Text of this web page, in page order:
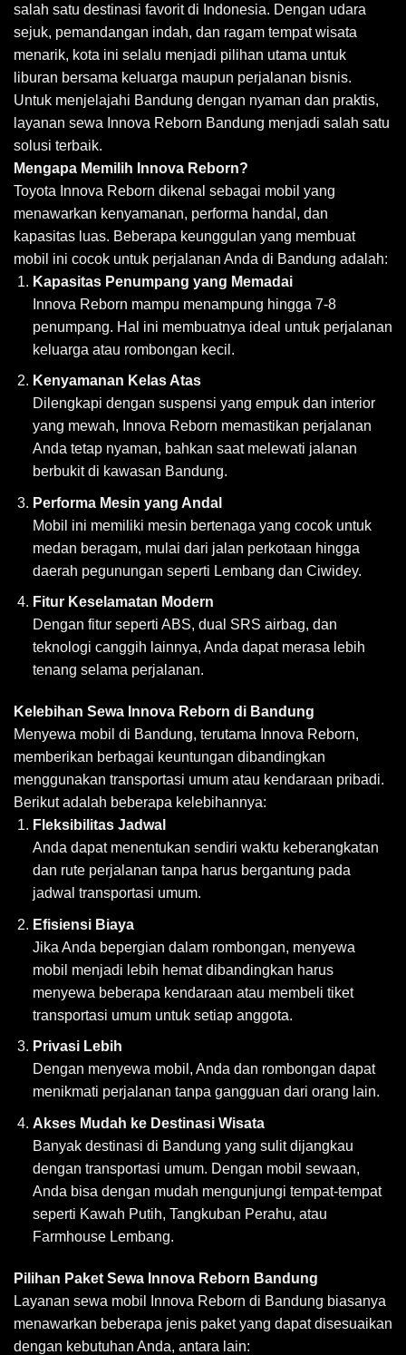
salah satu destinasi favorit di Indonesia. Dengan udara
sejuk, pemandangan indah, dan ragam tempat wisata
menarik, kota ini selalu menjadi pilihan utama untuk
liburan bersama keluarga maupun perjalanan bisnis.
Untuk menjelajahi Bandung dengan nyaman dan praktis,
layanan sewa Innova Reborn Bandung menjadi salah satu
solusi terbaik.
Mengapa Memilih Innova Reborn?
Toyota Innova Reborn dikenal sebagai mobil yang
menawarkan kenyamanan, performa handal, dan
kapasitas luas. Beberapa keunggulan yang membuat
mobil ini cocok untuk perjalanan Anda di Bandung adalah:
Kapasitas Penumpang yang Memadai
Innova Reborn mampu menampung hingga 7-8
penumpang. Hal ini membuatnya ideal untuk perjalanan
keluarga atau rombongan kecil.
Kenyamanan Kelas Atas
Dilengkapi dengan suspensi yang empuk dan interior
yang mewah, Innova Reborn memastikan perjalanan
Anda tetap nyaman, bahkan saat melewati jalanan
berbukit di kawasan Bandung.
Performa Mesin yang Andal
Mobil ini memiliki mesin bertenaga yang cocok untuk
medan beragam, mulai dari jalan perkotaan hingga
daerah pegunungan seperti Lembang dan Ciwidey.
Fitur Keselamatan Modern
Dengan fitur seperti ABS, dual SRS airbag, dan
teknologi canggih lainnya, Anda dapat merasa lebih
tenang selama perjalanan.
Kelebihan Sewa Innova Reborn di Bandung
Menyewa mobil di Bandung, terutama Innova Reborn,
memberikan berbagai keuntungan dibandingkan
menggunakan transportasi umum atau kendaraan pribadi.
Berikut adalah beberapa kelebihannya:
Fleksibilitas Jadwal
Anda dapat menentukan sendiri waktu keberangkatan
dan rute perjalanan tanpa harus bergantung pada
jadwal transportasi umum.
Efisiensi Biaya
Jika Anda bepergian dalam rombongan, menyewa
mobil menjadi lebih hemat dibandingkan harus
menyewa beberapa kendaraan atau membeli tiket
transportasi umum untuk setiap anggota.
Privasi Lebih
Dengan menyewa mobil, Anda dan rombongan dapat
menikmati perjalanan tanpa gangguan dari orang lain.
Akses Mudah ke Destinasi Wisata
Banyak destinasi di Bandung yang sulit dijangkau
dengan transportasi umum. Dengan mobil sewaan,
Anda bisa dengan mudah mengunjungi tempat-tempat
seperti Kawah Putih, Tangkuban Perahu, atau
Farmhouse Lembang.
Pilihan Paket Sewa Innova Reborn Bandung
Layanan sewa mobil Innova Reborn di Bandung biasanya
menawarkan beberapa jenis paket yang dapat disesuaikan
dengan kebutuhan Anda, antara lain: